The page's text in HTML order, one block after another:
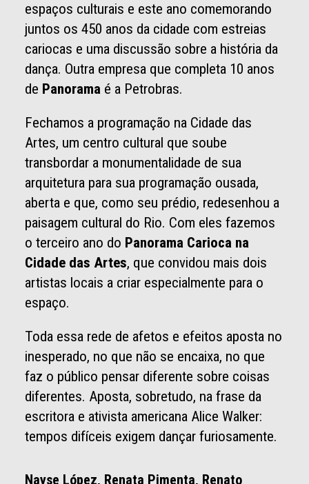
espaços culturais e este ano comemorando
juntos os 450 anos da cidade com estreias
cariocas e uma discussão sobre a história da
dança. Outra empresa que completa 10 anos
de Panoramaé a Petrobras.
Fechamos a programação na Cidade das
Artes, um centro cultural que soube
transbordar a monumentalidade de sua
arquitetura para sua programação ousada,
aberta e que, como seu prédio, redesenhou a
paisagem cultural do Rio. Com eles fazemos
o terceiro ano do Panorama Carioca na
Cidade das Artes, que convidou mais dois
artistas locais a criar especialmente para o
espaço.
Toda essa rede de afetos e efeitos aposta no
inesperado, no que não se encaixa, no que
faz o público pensar diferente sobre coisas
diferentes. Aposta, sobretudo, na frase da
escritora e ativista americana Alice Walker:
tempos difíceis exigem dançar furiosamente.
Nayse López, Renata Pimenta, Renato